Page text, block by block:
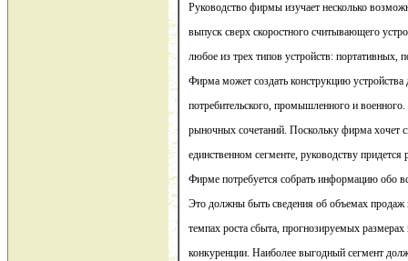
Руководство фирмы изучает несколько
выпуск сверх скоростного считывающего
любое из трех типов устройств: портативных,
Фирма может создать конструкцию
потребительского, промышленного и
рыночных сочетаний. Поскольку фирма хочет
единственном сегменте, руководству
Фирме потребуется собрать информацию обо
Это должны быть сведения об объемах
темпах роста сбыта, прогнозируемых
конкуренции. Наиболее выгодный сегмент